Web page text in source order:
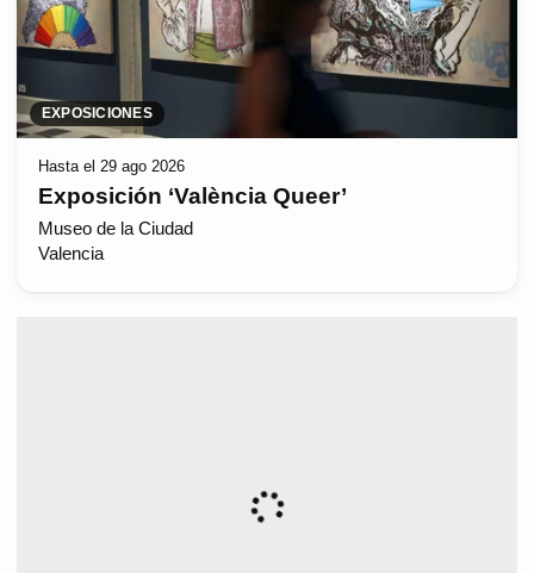
EXPOSICIONES
Hasta el 29 ago 2026
Exposición ‘València Queer’
Museo de la Ciudad
Valencia